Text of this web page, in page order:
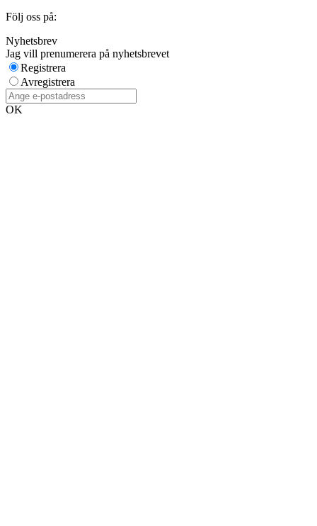
Följ oss på:
Nyhetsbrev
Jag vill prenumerera på nyhetsbrevet
Registrera
Avregistrera
OK